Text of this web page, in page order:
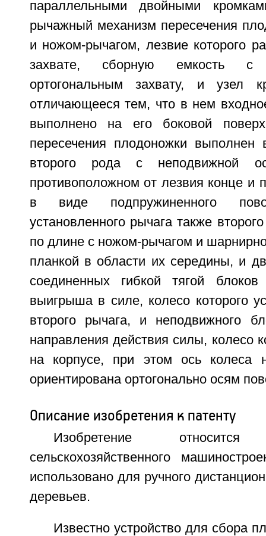
параллельными двойными
рычажный механизм пересечения
и ножом-рычагом, лезвие которого
захвате, сборную емкость
ортогональным захвату, и узел
отличающееся тем, что в нем
выполнено на его боковой
пересечения плодоножки выполнен
второго рода с неподвижной
противоположном от лезвия конце и
в виде подпружиненного
установленного рычага также
по длине с ножом-рычагом и
планкой в области их середины, и
соединенных гибкой тягой
выигрыша в силе, колесо которого
второго рычага, и неподвижного
направления действия силы, колесо
на корпусе, при этом ось колеса
ориентирована ортогонально осям
Описание изобретения к патенту
Изобретение
сельскохозяйственного
использовано для ручного
деревьев.
Известно устройство для сбора